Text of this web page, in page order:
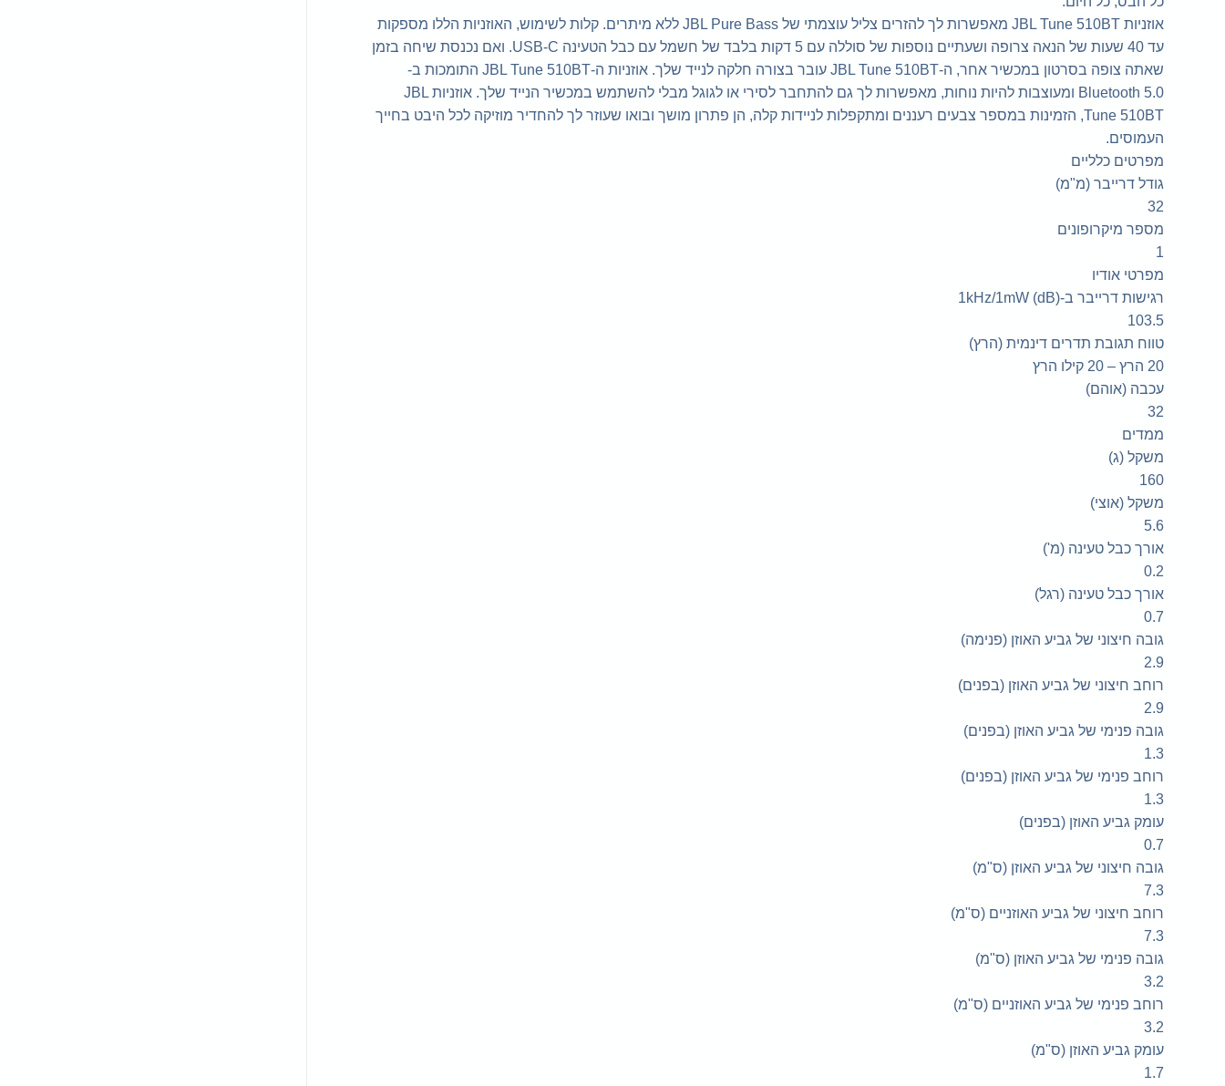
אוזניות JBL Tune 510BT מאפשרות לך להזרים צליל עוצמתי של JBL Pure Bass ללא מיתרים. קלות לשימוש, האוזניות הללו מספקות
עד 40 שעות של הנאה צרופה ושעתיים נוספות של סוללה עם 5 דקות בלבד של חשמל עם כבל הטעינה USB-C. ואם נכנסת שיחה בזמן
שאתה צופה בסרטון במכשיר אחר, ה-JBL Tune 510BT עובר בצורה חלקה לנייד שלך. אוזניות ה-JBL Tune 510BT התומכות ב-
Bluetooth 5.0 ומעוצבות להיות נוחות, מאפשרות לך גם להתחבר לסירי או לגוגל מבלי להשתמש במכשיר הנייד שלך. אוזניות JBL
Tune 510BT, הזמינות במספר צבעים רעננים ומתקפלות לניידות קלה, הן פתרון מושך ובואו שעוזר לך להחדיר מוזיקה לכל היבט בחייך
העמוסים.
מפרטים כלליים
גודל דרייבר (מ"מ)
32
מספר מיקרופונים
1
מפרטי אודיו
רגישות דרייבר ב-1kHz/1mW (dB)
103.5
טווח תגובת תדרים דינמית (הרץ)
20 הרץ – 20 קילו הרץ
עכבה (אוהם)
32
ממדים
משקל (ג)
160
משקל (אוצי)
5.6
אורך כבל טעינה (מ')
0.2
אורך כבל טעינה (רגל)
0.7
גובה חיצוני של גביע האוזן (פנימה)
2.9
רוחב חיצוני של גביע האוזן (בפנים)
2.9
גובה פנימי של גביע האוזן (בפנים)
1.3
רוחב פנימי של גביע האוזן (בפנים)
1.3
עומק גביע האוזן (בפנים)
0.7
גובה חיצוני של גביע האוזן (ס"מ)
7.3
רוחב חיצוני של גביע האוזניים (ס"מ)
7.3
גובה פנימי של גביע האוזן (ס"מ)
3.2
רוחב פנימי של גביע האוזניים (ס"מ)
3.2
עומק גביע האוזן (ס"מ)
1.7